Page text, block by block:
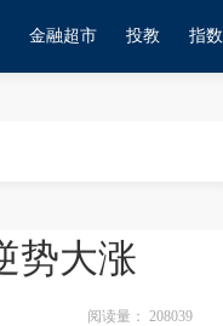
金融超市 投教 指数
势大涨
阅读量： 208039